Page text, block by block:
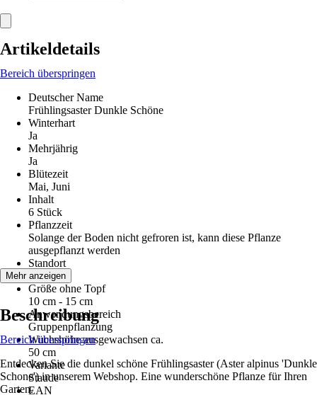
Artikeldetails
Bereich überspringen
Deutscher Name
Frühlingsaster Dunkle Schöne
Winterhart
Ja
Mehrjährig
Ja
Blütezeit
Mai, Juni
Inhalt
6 Stück
Pflanzzeit
Solange der Boden nicht gefroren ist, kann diese Pflanze
ausgepflanzt werden
Standort
Sonne
Größe ohne Topf
10 cm - 15 cm
Anwendungsbereich
Gruppenpflanzung
Wuchshöhe ausgewachsen ca.
50 cm
Variante
Staude
EAN
Mehr anzeigen
Beschreibung
Bereich überspringen
Entdecken Sie die dunkel schöne Frühlingsaster (Aster alpinus 'Dunkle
Schone') in unserem Webshop. Eine wunderschöne Pflanze für Ihren
Garten.